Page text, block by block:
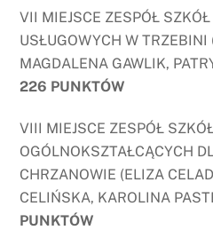
VII MIEJSCE ZESPÓŁ
USŁUGOWYCH W TRZEBINI
MAGDALENA GAWLIK,
226 PUNKTÓW
VIII MIEJSCE ZESPÓŁ
OGÓLNOKSZTAŁCĄCYCH
CHRZANOWIE (ELIZA
CELIŃSKA, KAROLINA
PUNKTÓW